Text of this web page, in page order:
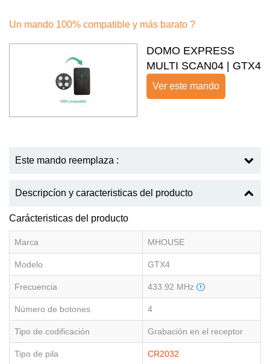
Un mando 100% compatible y más barato ?
DOMO EXPRESS
MULTI SCAN04 | GTX4
Ver este mando
Este mando reemplaza :
Descripcíon y caracteristicas del producto
Carácteristicas del producto
Marca MHOUSE
Modelo GTX4
Frecuencia 433.92 MHz
Número de botones 4
Tipo de codificación Grabación en el receptor
Tipo de pila CR2032